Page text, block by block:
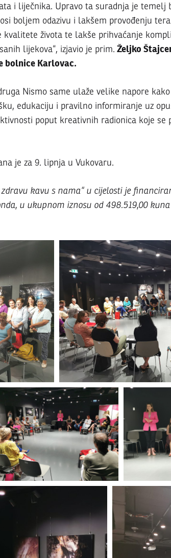
i liječnika. Upravo ta suradnja je temelj
boljem odazivu i lakšem provođenju
života te lakše prihvaćanje
lijekova“, izjavio je prim. Željko
bolnice Karlovac.
Nismo same ulaže velike napore
edukaciju i pravilno informiranje uz
poput kreativnih radionica koje se
je za 9. lipnja u Vukovaru.
kavu s nama“ u cijelosti je
u ukupnom iznosu od 498.519,00